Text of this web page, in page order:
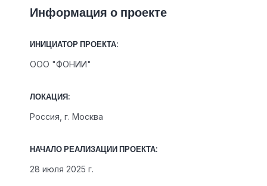
Информация о проекте
ИНИЦИАТОР ПРОЕКТА:
ООО "ФОНИИ"
ЛОКАЦИЯ:
Россия, г. Москва
НАЧАЛО РЕАЛИЗАЦИИ ПРОЕКТА:
28 июля 2025 г.